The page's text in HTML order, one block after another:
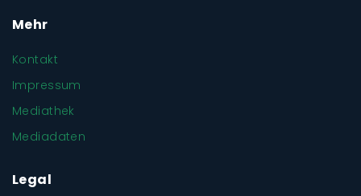
Mehr
Kontakt
Impressum
Mediathek
Mediadaten
Legal